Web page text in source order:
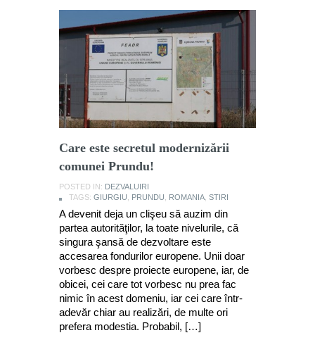
Care este secretul modernizării
comunei Prundu!
POSTED IN: DEZVALUIRI
TAGS: GIURGIU PRUNDU ROMANIA STIRI
A devenit deja un clişeu să auzim din
partea autorităţilor, la toate nivelurile, că
singura şansă de dezvoltare este
accesarea fondurilor europene. Unii doar
vorbesc despre proiecte europene, iar, de
obicei, cei care tot vorbesc nu prea fac
nimic în acest domeniu, iar cei care într-
adevăr chiar au realizări, de multe ori
prefera modestia. Probabil, […]